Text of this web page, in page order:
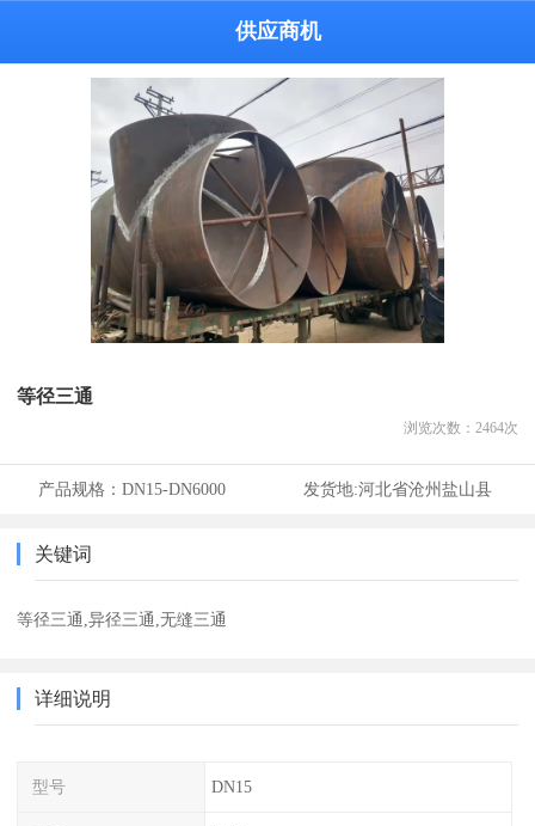
供应商机
等径三通
浏览次数： 2464次
产品规格：DN15-DN6000 发货地:河北省沧州盐山县
关键词
等径三通,异径三通,无缝三通
详细说明
型号 DN15